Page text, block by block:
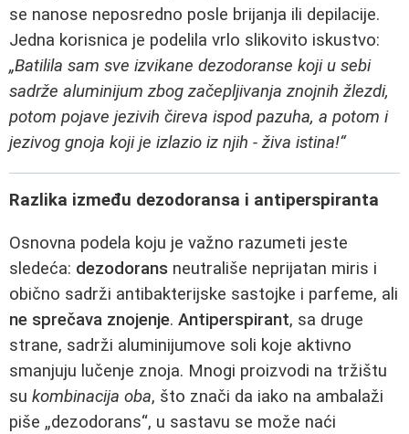
se nanose neposredno posle brijanja ili depilacije.
Jedna korisnica je podelila vrlo slikovito iskustvo:
„Batilila sam sve izvikane dezodoranse koji u sebi
sadrže aluminijum zbog začepljivanja znojnih žlezdi,
potom pojave jezivih čireva ispod pazuha, a potom i
jezivog gnoja koji je izlazio iz njih - živa istina!“
Razlika između dezodoransa i antiperspiranta
Osnovna podela koju je važno razumeti jeste
sledeća: dezodorans neutrališe neprijatan miris i
obično sadrži antibakterijske sastojke i parfeme, ali
ne sprečava znojenje. Antiperspirant, sa druge
strane, sadrži aluminijumove soli koje aktivno
smanjuju lučenje znoja. Mnogi proizvodi na tržištu
su kombinacija oba, što znači da iako na ambalaži
piše „dezodorans“, u sastavu se može naći